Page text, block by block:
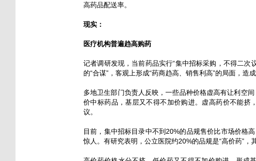
高药品配送率。
现实：
医疗机构普遍趋高购药
记者调研发现，当前药品实行“集中招标采购，不得二
的“合谋”，客观上形成“药商趋高、销售利高”的局面，造
多地卫生部门负责人反映，一些品种价格虚高有让利空
价中标药品，基层又不得不加价购进。虚高药价不能挤
议。
目前，集中招标目录中不到20%的品规售价比市场价格
惊人。有研究表明，公立医院约20%的品规是“高价药”，